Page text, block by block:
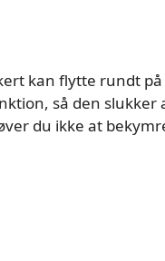
kan flytte rundt
så den slukker
du ikke at